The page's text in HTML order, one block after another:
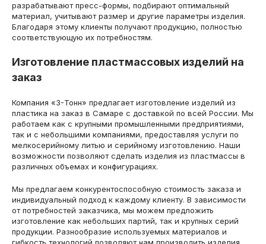
разрабатывают пресс-формы, подбирают оптимальный
материал, учитывают размер и другие параметры изделия.
Благодаря этому клиенты получают продукцию, полностью
соответствующую их потребностям.
Изготовление пластмассовых изделий на
заказ
Компания «3-Тонн» предлагает изготовление изделий из
пластика на заказ в Самаре с доставкой по всей России. Мы
работаем как с крупными промышленными предприятиями,
так и с небольшими компаниями, предоставляя услуги по
мелкосерийному литью и серийному изготовлению. Наши
возможности позволяют сделать изделия из пластмассы в
различных объемах и конфигурациях.
Мы предлагаем конкурентоспособную стоимость заказа и
индивидуальный подход к каждому клиенту. В зависимости
от потребностей заказчика, мы можем предложить
изготовление как небольших партий, так и крупных серий
продукции. Разнообразие используемых материалов и